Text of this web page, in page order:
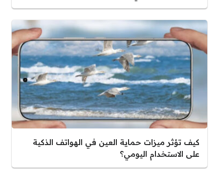
كيف تؤثر ميزات حماية العين في الهواتف الذكية
على الاستخدام اليومي؟